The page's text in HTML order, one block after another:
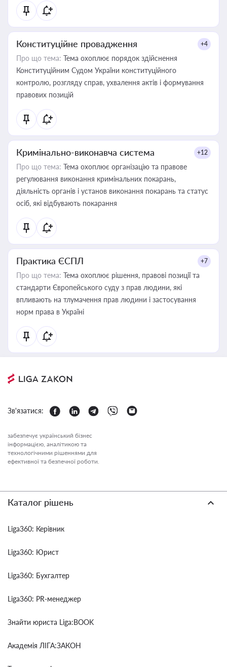
Конституційне провадження +4
Про що тема: Тема охоплює порядок здійснення
Конституційним Судом України конституційного
контролю, розгляду справ, ухвалення актів і формування
правових позицій
Кримінально-виконавча система +12
Про що тема: Тема охоплює організацію та правове
регулювання виконання кримінальних покарань,
діяльність органів і установ виконання покарань та статус
осіб, які відбувають покарання
Практика ЄСПЛ +7
Про що тема: Тема охоплює рішення, правові позиції та
стандарти Європейського суду з прав людини, які
впливають на тлумачення прав людини і застосування
норм права в Україні
Зв'язатися:
забезпечує український бізнес
інформацією, аналітикою та
технологічними рішеннями для
ефективної та безпечної роботи.
Каталог рішень
Liga360: Керівник
Liga360: Юрист
Liga360: Бухгалтер
Liga360: PR-менеджер
Знайти юриста Liga:BOOK
Академія ЛІГА:ЗАКОН